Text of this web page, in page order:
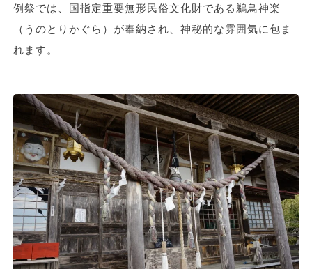
例祭では、国指定重要無形民俗文化財である鵜鳥神楽
（うのとりかぐら）が奉納され、神秘的な雰囲気に包ま
れます。